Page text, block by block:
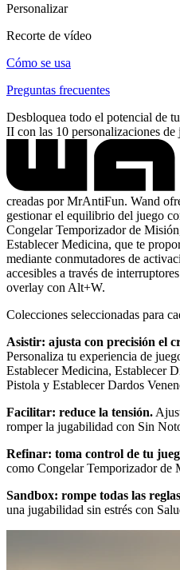
Personalizar
Recorte de vídeo
Cómo se usa
Preguntas frecuentes
Desbloquea todo el potencial de
II con las 10 personalizaciones de
creadas por MrAntiFun. Wand
gestionar el equilibrio del juego
Congelar Temporizador de
Establecer Medicina, que te
mediante conmutadores de
accesibles a través de
overlay con Alt+W.
Colecciones seleccionadas para
Asistir: ajusta con precisión el
Personaliza tu experiencia de
Establecer Medicina, Establecer
Pistola y Establecer Dardos
Facilitar: reduce la tensión.
romper la jugabilidad con Sin
Refinar: toma control de tu
como Congelar Temporizador de
Sandbox: rompe todas las
una jugabilidad sin estrés con